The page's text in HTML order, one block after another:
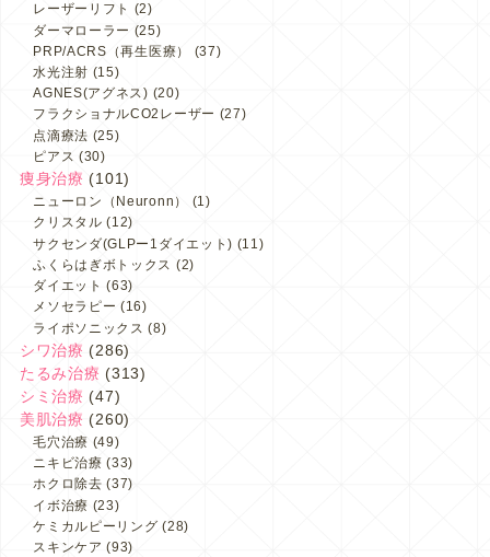
レーザーリフト (2)
ダーマローラー (25)
PRP/ACRS（再生医療）
(37)
水光注射 (15)
AGNES(アグネス) (20)
フラクショナルCO2レーザー (27)
点滴療法 (25)
ピアス (30)
痩身治療 (101)
ニューロン（Neuronn）
(1)
クリスタル (12)
サクセンダ(GLPー1ダイエット) (11)
ふくらはぎボトックス (2)
ダイエット (63)
メソセラピー (16)
ライポソニックス (8)
シワ治療 (286)
たるみ治療 (313)
シミ治療 (47)
美肌治療 (260)
毛穴治療 (49)
ニキビ治療 (33)
ホクロ除去 (37)
イボ治療 (23)
ケミカルピーリング (28)
スキンケア (93)